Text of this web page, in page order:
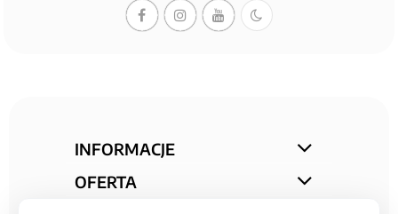
INFORMACJE
OFERTA